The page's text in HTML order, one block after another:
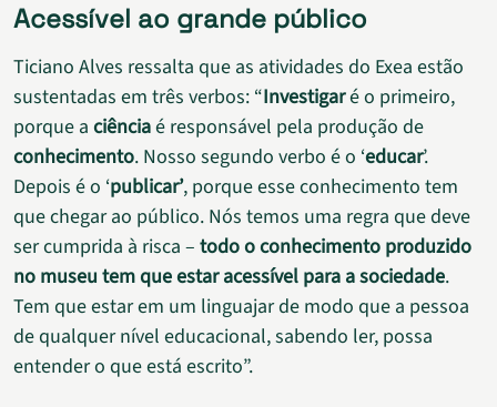
Acessível ao grande público
Ticiano Alves ressalta que as atividades do Exea estão
sustentadas em três verbos: “Investigaré o primeiro,
porque a ciênciaé responsável pela produção de
conhecimento. Nosso segundo verbo é o ‘educar’.
Depois é o ‘publicar’, porque esse conhecimento tem
que chegar ao público. Nós temos uma regra que deve
ser cumprida à risca – todo o conhecimento produzido
no museu tem que estar acessível para a sociedade.
Tem que estar em um linguajar de modo que a pessoa
de qualquer nível educacional, sabendo ler, possa
entender o que está escrito”.